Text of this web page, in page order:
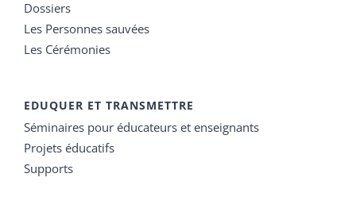
Dossiers
Les Personnes sauvées
Les Cérémonies
EDUQUER ET TRANSMETTRE
Séminaires pour éducateurs et enseignants
Projets éducatifs
Supports